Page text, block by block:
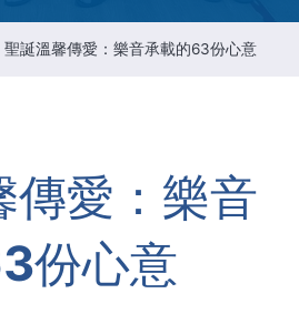
聖誕溫馨傳愛：樂音承載的63份心意
傳愛：樂音
份心意